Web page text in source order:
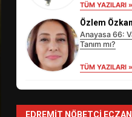
TÜM YAZILARI »
Özlem Özkan
Anayasa 66:
Tanım mı?
TÜM YAZILARI »
EDREMIT NÖBETÇI
3
EİB’DE